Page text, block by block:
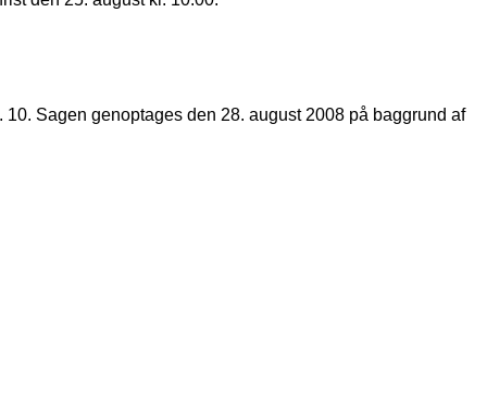
Sagen genoptages den 28. august 2008 på baggrund af